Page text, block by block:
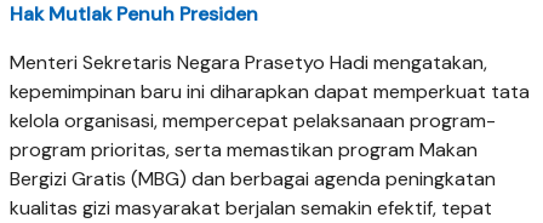
Hak Mutlak Penuh Presiden
Menteri Sekretaris Negara Prasetyo Hadi mengatakan,
kepemimpinan baru ini diharapkan dapat memperkuat tata
kelola organisasi, mempercepat pelaksanaan program-
program prioritas, serta memastikan program Makan
Bergizi Gratis (MBG) dan berbagai agenda peningkatan
kualitas gizi masyarakat berjalan semakin efektif, tepat